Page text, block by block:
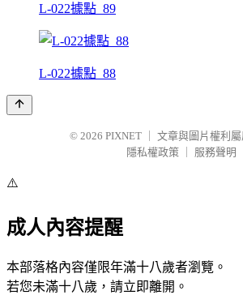
L-022據點_89
L-022據點_88
© 2026 PIXNET
文章與圖片權利
隱私權政策
服務聲明
⚠️
成人內容提醒
本部落格內容僅限年滿十八歲者瀏覽。
若您未滿十八歲，請立即離開。